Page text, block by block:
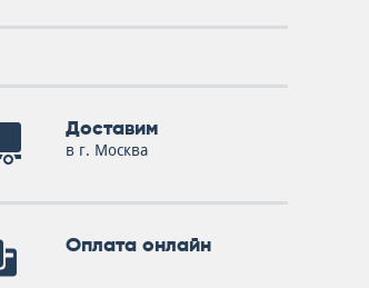
Доставим
в г. Москва
Оплата онлайн